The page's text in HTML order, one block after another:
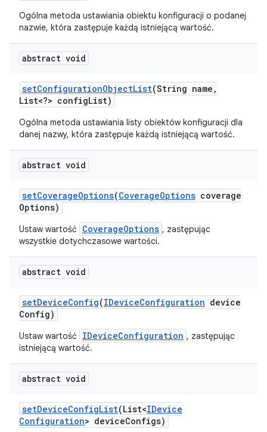
Ogólna metoda ustawiania obiektu konfiguracji o podanej
nazwie, która zastępuje każdą istniejącą wartość.
abstract void
setConfigurationObjectList(String name ,
List<?> configList)
Ogólna metoda ustawiania listy obiektów konfiguracji dla
danej nazwy, która zastępuje każdą istniejącą wartość.
abstract void
setCoverageOptions(CoverageOptions coverage
Options)
Ustaw wartość CoverageOptions , zastępując
wszystkie dotychczasowe wartości.
abstract void
setDeviceConfig(IDeviceConfiguration device
Config)
Ustaw wartość IDeviceConfiguration , zastępując
istniejącą wartość.
abstract void
setDeviceConfigList(List<IDevice
Configuration> deviceConfigs)